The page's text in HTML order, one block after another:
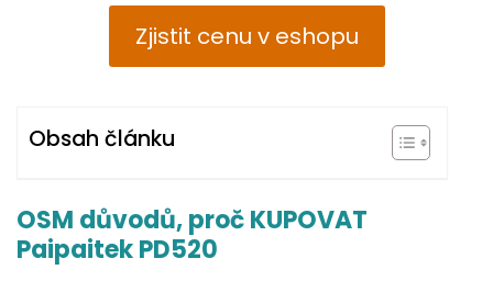
Zjistit cenu v eshopu
Obsah článku
OSM důvodů, proč KUPOVAT
Paipaitek PD520